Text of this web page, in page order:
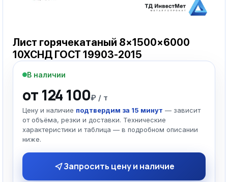
Лист горячекатаный 8×1500×6000
10ХСНД ГОСТ 19903-2015
В наличии
от 124 100₽ / т
Цену и наличие подтвердим за 15 минут — зависит
от объёма, резки и доставки. Технические
характеристики и таблица — в подробном описании
ниже.
Запросить цену и наличие